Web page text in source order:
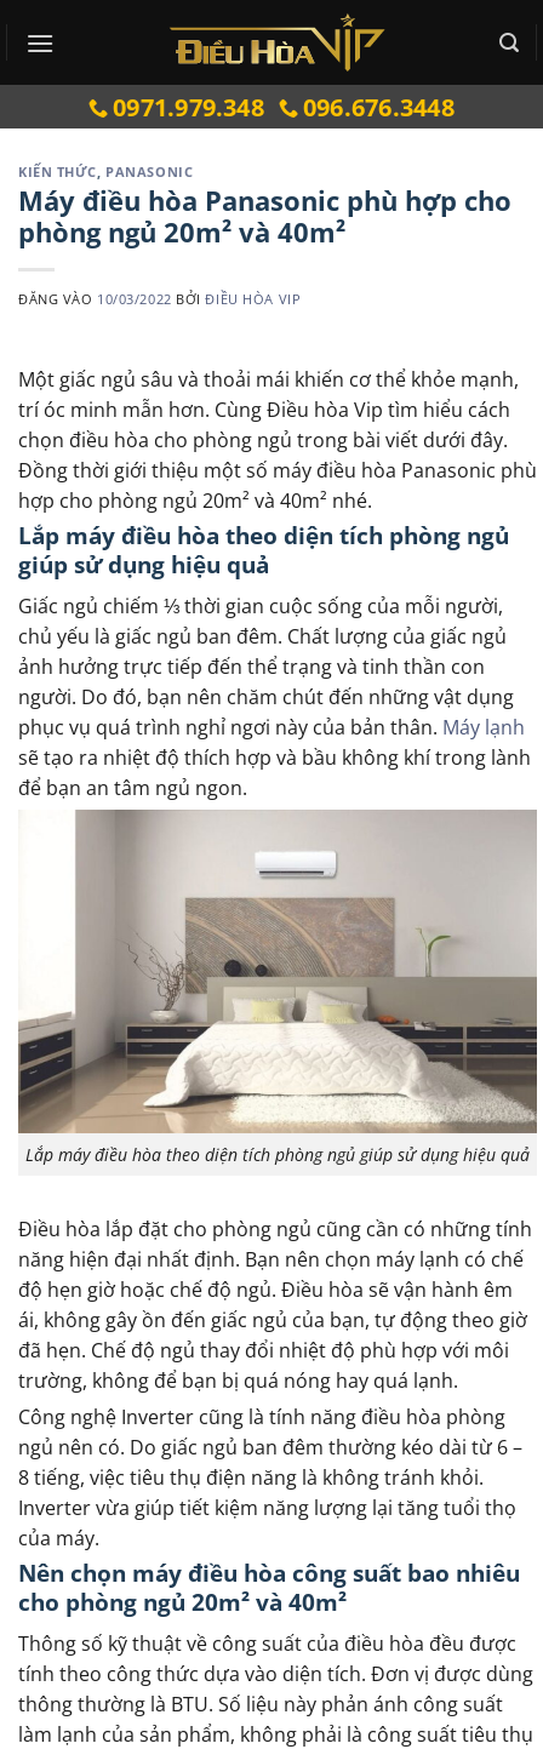
qua
0971.979.348 096.676.3448
KIẾN THỨC, PANASONIC
Máy điều hòa Panasonic phù hợp cho
phòng ngủ 20m² và 40m²
ĐĂNG VÀO 10/03/2022 BỞIĐIỀU HÒA VIP
Một giấc ngủ sâu và thoải mái khiến cơ thể khỏe mạnh,
trí óc minh mẫn hơn. Cùng Điều hòa Vip tìm hiểu cách
chọn điều hòa cho phòng ngủ trong bài viết dưới đây.
Đồng thời giới thiệu một số máy điều hòa Panasonic phù
hợp cho phòng ngủ 20m² và 40m² nhé.
Lắp máy điều hòa theo diện tích phòng ngủ
giúp sử dụng hiệu quả
Giấc ngủ chiếm ⅓ thời gian cuộc sống của mỗi người,
chủ yếu là giấc ngủ ban đêm. Chất lượng của giấc ngủ
ảnh hưởng trực tiếp đến thể trạng và tinh thần con
người. Do đó, bạn nên chăm chút đến những vật dụng
phục vụ quá trình nghỉ ngơi này của bản thân. Máy lạnh
sẽ tạo ra nhiệt độ thích hợp và bầu không khí trong lành
để bạn an tâm ngủ ngon.
Lắp máy điều hòa theo diện tích phòng ngủ giúp sử dụng hiệu quả
Điều hòa lắp đặt cho phòng ngủ cũng cần có những tính
năng hiện đại nhất định. Bạn nên chọn máy lạnh có chế
độ hẹn giờ hoặc chế độ ngủ. Điều hòa sẽ vận hành êm
ái, không gây ồn đến giấc ngủ của bạn, tự động theo giờ
đã hẹn. Chế độ ngủ thay đổi nhiệt độ phù hợp với môi
trường, không để bạn bị quá nóng hay quá lạnh.
Công nghệ Inverter cũng là tính năng điều hòa phòng
ngủ nên có. Do giấc ngủ ban đêm thường kéo dài từ 6 –
8 tiếng, việc tiêu thụ điện năng là không tránh khỏi.
Inverter vừa giúp tiết kiệm năng lượng lại tăng tuổi thọ
của máy.
Nên chọn máy điều hòa công suất bao nhiêu
cho phòng ngủ 20m² và 40m²
Thông số kỹ thuật về công suất của điều hòa đều được
tính theo công thức dựa vào diện tích. Đơn vị được dùng
thông thường là BTU. Số liệu này phản ánh công suất
làm lạnh của sản phẩm, không phải là công suất tiêu thụ